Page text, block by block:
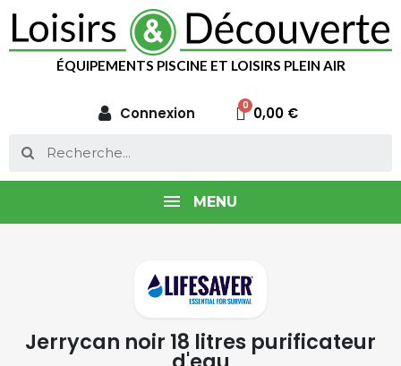
ÉQUIPEMENTS PISCINE ET LOISIRS PLEIN AIR
Connexion 0,00 €
MENU
Jerrycan noir 18 litres purificateur